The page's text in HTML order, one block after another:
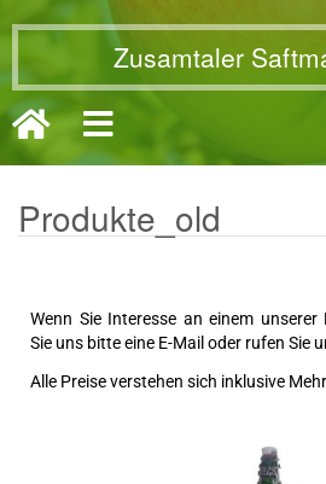
Zusamtaler
Produkte_old
Wenn Sie Interesse an einem unserer
Sie uns bitte eine E-Mail oder rufen Sie
Alle Preise verstehen sich inklusive